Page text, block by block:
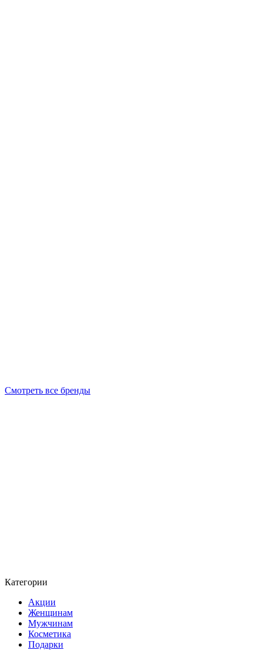
Смотреть все бренды
Категории
Акции
Женщинам
Мужчинам
Косметика
Подарки